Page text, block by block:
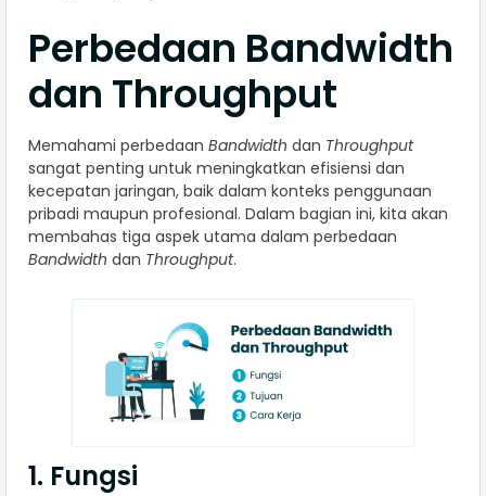
Perbedaan Bandwidth
dan Throughput
Memahami perbedaan Bandwidth dan Throughput
sangat penting untuk meningkatkan efisiensi dan
kecepatan jaringan, baik dalam konteks penggunaan
pribadi maupun profesional. Dalam bagian ini, kita akan
membahas tiga aspek utama dalam perbedaan
Bandwidth dan Throughput.
1. Fungsi